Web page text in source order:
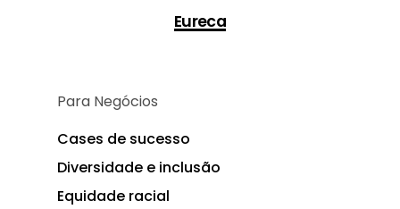
Eureca
Para Negócios
Cases de sucesso
Diversidade e inclusão
Equidade racial